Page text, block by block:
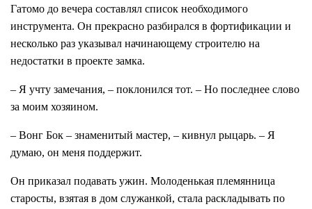
Гатомо до вечера составлял список необходимого
инструмента. Он прекрасно разбирался в фортификации и
несколько раз указывал начинающему строителю на
недостатки в проекте замка.
– Я учту замечания, – поклонился тот. – Но последнее слово
за моим хозяином.
– Вонг Бок – знаменитый мастер, – кивнул рыцарь. – Я
думаю, он меня поддержит.
Он приказал подавать ужин. Молоденькая племянница
старосты, взятая в дом служанкой, стала раскладывать по